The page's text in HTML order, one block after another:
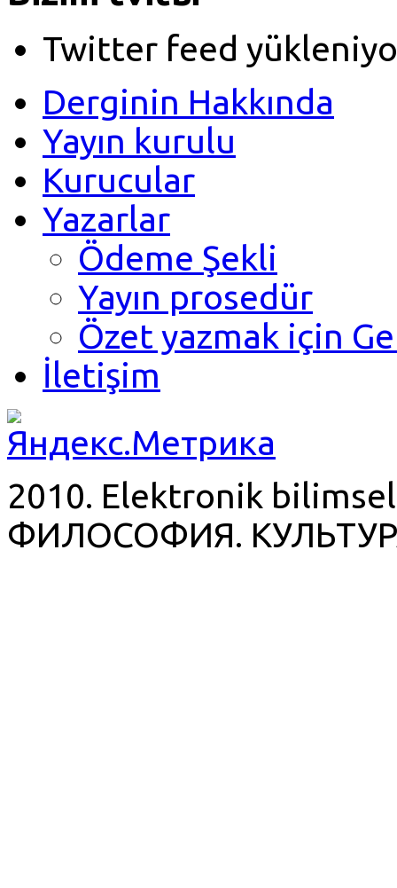
Twitter feed
Derginin Hakkında
Yayın kurulu
Kurucular
Yazarlar
Ödeme Şekli
Yayın prosedür
Özet yazmak için
İletişim
2010. Elektronik bilimsel
ФИЛОСОФИЯ.